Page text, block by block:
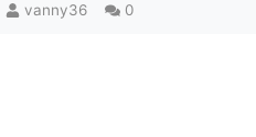
vanny36 0